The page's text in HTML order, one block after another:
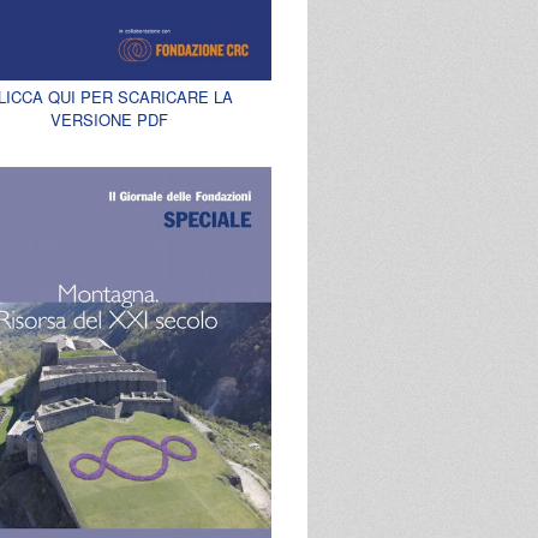
QUI PER SCARICARE LA
VERSIONE PDF